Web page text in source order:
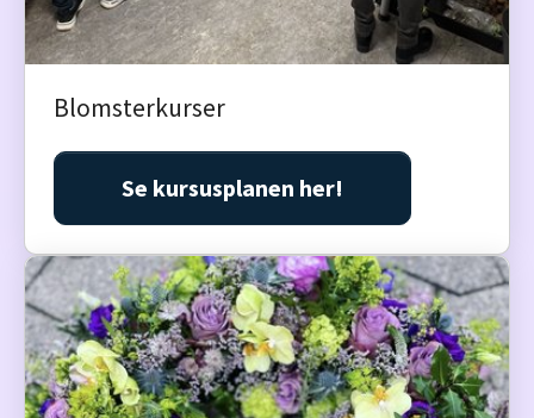
Blomsterkurser
Se kursusplanen her!